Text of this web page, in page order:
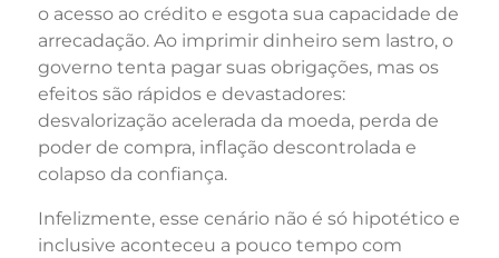
o acesso ao crédito e esgota sua capacidade de
arrecadação. Ao imprimir dinheiro sem lastro, o
governo tenta pagar suas obrigações, mas os
efeitos são rápidos e devastadores:
desvalorização acelerada da moeda, perda de
poder de compra, inflação descontrolada e
colapso da confiança.
Infelizmente, esse cenário não é só hipotético e
inclusive aconteceu a pouco tempo com